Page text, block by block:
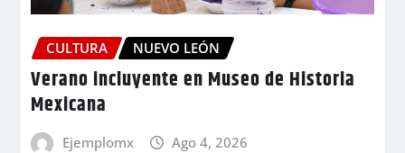
CULTURA NUEVO LEÓN
Verano incluyente en Museo de Historia
Mexicana
Ejemplomx Ago 4, 2026